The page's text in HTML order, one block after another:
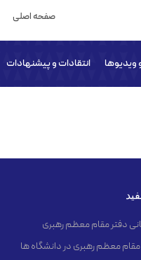
صفحه اصلی
ویدیوها انتقادات و پیشنهادات
دفتر مقام معظم رهبری
مقام معظم رهبری در دانشگاه ها